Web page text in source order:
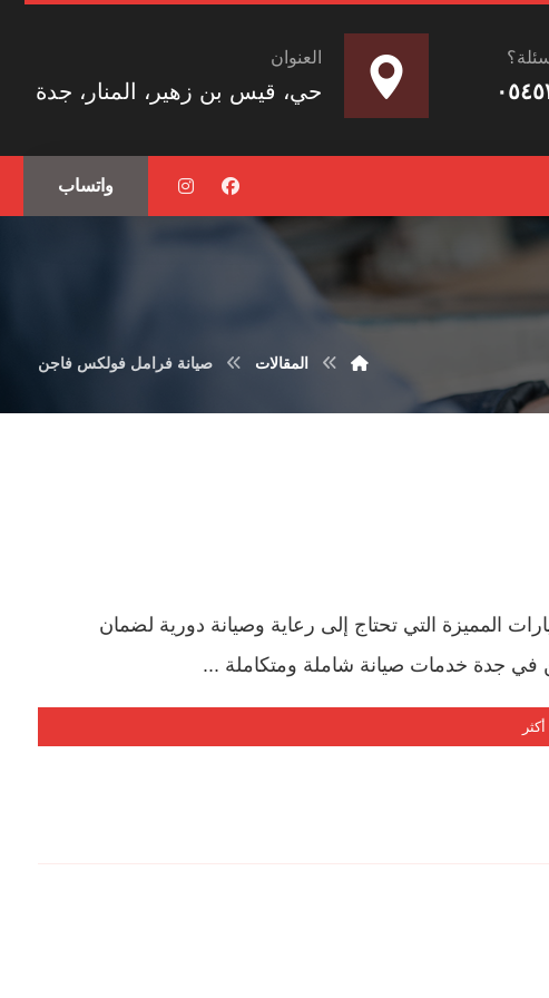
العنوان
حي، قيس بن زهير، المنار، جدة
واتساب
المقالات صيانة فرامل فولكس فاجن
التي تحتاج إلى رعاية وصيانة دورية لضمان
في جدة خدمات صيانة شاملة ومتكاملة ...